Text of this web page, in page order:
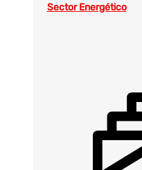
Sector Energético